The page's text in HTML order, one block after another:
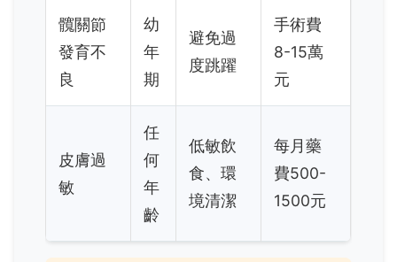
髖關節
發育不
良
幼
年
期
避免過
度跳躍
手術費
8-15萬
元
皮膚過
敏
任
何
年
齡
低敏飲
食、環
境清潔
每月藥
費500-
1500元